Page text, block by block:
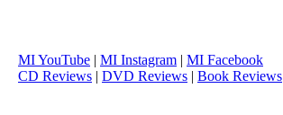
MI YouTube | MI Instagram | MI Facebook
CD Reviews | DVD Reviews | Book Reviews